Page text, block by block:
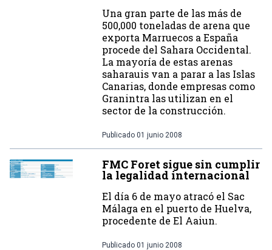
Una gran parte de las más de
500,000 toneladas de arena que
exporta Marruecos a España
procede del Sahara Occidental.
La mayoría de estas arenas
saharauis van a parar a las Islas
Canarias, donde empresas como
Granintra las utilizan en el
sector de la construcción.
Publicado 01 junio 2008
FMC Foret sigue sin cumplir
la legalidad internacional
El día 6 de mayo atracó el Sac
Málaga en el puerto de Huelva,
procedente de El Aaiun.
Publicado 01 junio 2008